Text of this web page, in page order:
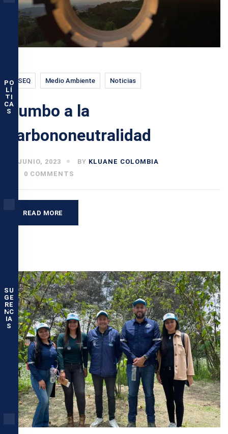
PO
LÍ
TI
CA
S
SU
GE
RE
NC
IA
S
HSEQ Medio Ambiente Noticias
Rumbo a la
carbononeutralidad
15 JUNIO, 2023 BY KLUANE COLOMBIA
0 COMMENTS
READ MORE